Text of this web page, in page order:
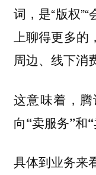
词，是“版权
上聊得更多的
周边、线下消
这意味着，
向“卖服务”和“
具体到业务来